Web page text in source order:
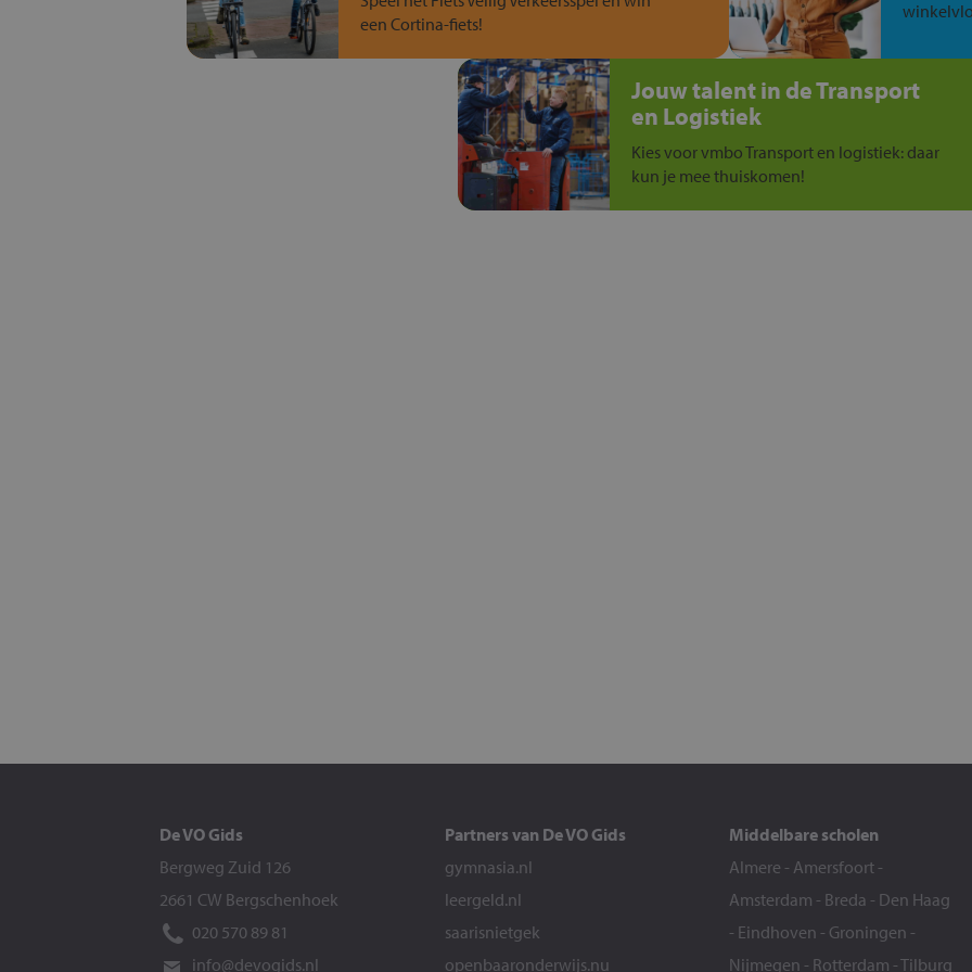
een Cortina-fiets!
Jouw talent in de Transport
en Logistiek
Kies voor vmbo Transport en logistiek: daar
kun je mee thuiskomen!
De VO Gids
Bergweg Zuid 126
2661 CW Bergschenhoek
020 570 89 81
info@devogids.nl
Partners van De VO Gids
gymnasia.nl
leergeld.nl
saarisnietgek
openbaaronderwijs.nu
Middelbare scholen
Almere - Amersfoort -
Amsterdam - Breda - Den Haag
- Eindhoven - Groningen -
Nijmegen - Rotterdam -Tilburg